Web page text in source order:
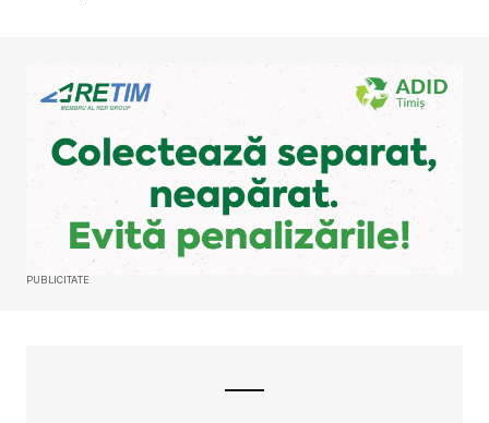
PUBLICITATE